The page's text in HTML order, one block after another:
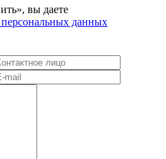
вы даете
персональных данных